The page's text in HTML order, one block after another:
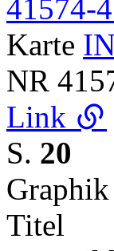
41574-
Karte
NR
Link
S. 20
Graphik
Titel